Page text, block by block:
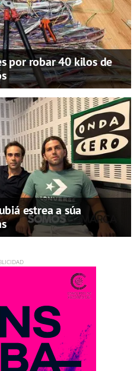
por robar 40 kilos de
estrea a súa